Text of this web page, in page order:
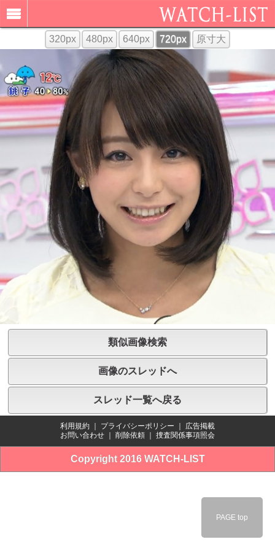
320px 480px 640px 720px 原寸大
類似画像検索
画像のスレッドへ
スレッド一覧へ戻る
利用規約 プライバシーポリシー
広告掲載
お問い合わせ
削除依頼 捜査関係事項照会
Copyright 2016 WATCH-LIST
PAGE top